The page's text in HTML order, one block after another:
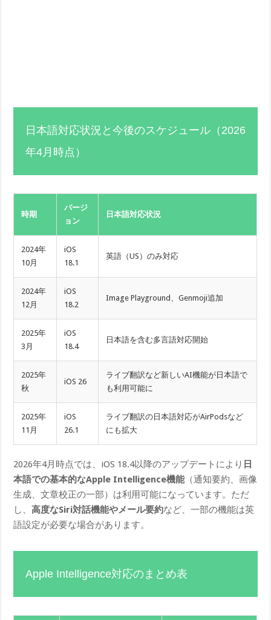
日本語対応状況と今後のスケジュール（2026
年4月時点）
時期
バージ
ョン
日本語対応状況
2024年
10月
iOS
18.1
英語（US）のみ対応
2024年
12月
iOS
18.2
Image Playground、Genmoji追加
2025年
3月
iOS
18.4
日本語を含む多言語対応開始
2025年
秋
iOS 26
ライブ翻訳など新しいAI機能が日本語で
も利用可能に
2025年
11月
iOS
26.1
ライブ翻訳の日本語対応がAirPodsなど
にも拡大
2026年4月時点では、iOS 18.4以降のアップデートにより 日
本語での基本的なApple Intelligence機能 （通知要約、画像
生成、文章校正の一部）は利用可能になっています。ただ
し、高度なSiri対話機能やメール要約など、一部の機能は英
語設定が必要な場合があります。
Apple Intelligence対応のまとめ表